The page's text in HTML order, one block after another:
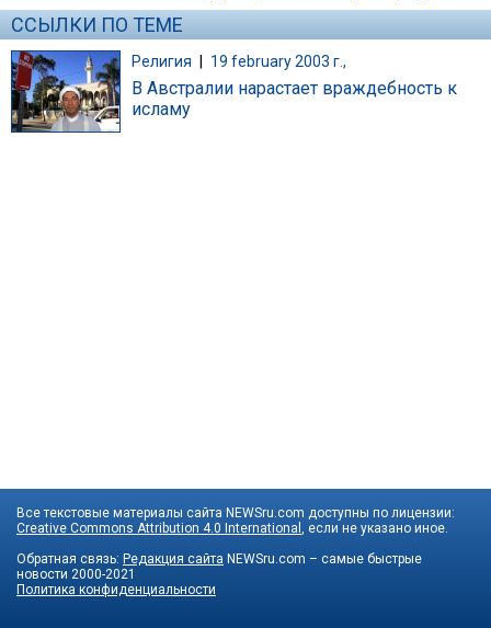
ССЫЛКИ ПО ТЕМЕ
Религия | 19 february 2003 г.,
В Австралии нарастает враждебность к
исламу
Все текстовые материалы сайта NEWSru.com доступны по лицензии:
Creative Commons Attribution 4.0 International
, если не указано иное.
Обратная связь: Редакция сайта NEWSru.com – самые быстрые
новости 2000-2021
Политика конфиденциальности